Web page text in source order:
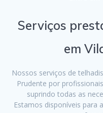
Serviços
em
Nossos serviços de
Prudente por
suprindo todas as
Estamos disponíveis para